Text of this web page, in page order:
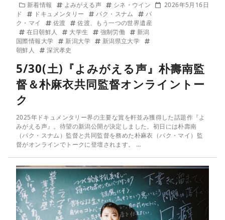
新着情報 よみがえる声
シネ・ウイン
ド
ドキュメンタリー パク・スナム
パ
ク・マイ
佐渡
佐渡、もう一つの世界遺産
在日朝鮮人
大学生 強制労働
新潟
国際情報大学
新潟大学
新潟県立大学
朝鮮人
深沢孝史
2026年5月16日
5/30(土)『よみがえる声』朴壽南監
督＆朴麻衣共同監督オンライントー
ク
2025年ドキュメンタリー界の主要な賞を軒並み獲得した話題作『よ
みがえる声』。待望の新潟公開が決定しました。初日には朴壽南
（パク・スナム）監督と共同監督を務めた朴麻衣（パク・マイ）監
督がオンラインでトークに登壇されます。 …